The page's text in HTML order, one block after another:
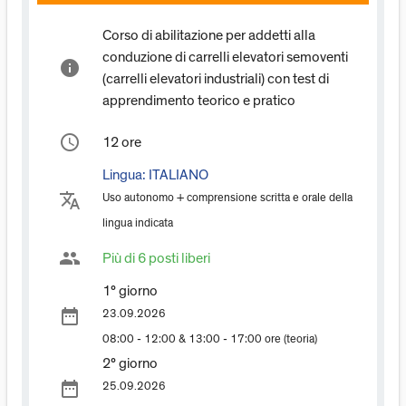
info
Corso di abilitazione per addetti alla
conduzione di carrelli elevatori semoventi
(carrelli elevatori industriali) con test di
apprendimento teorico e pratico
access_time 12 ore
translate
Lingua: ITALIANO
Uso autonomo + comprensione scritta e orale della
lingua indicata
group Più di 6 posti liberi
date_range
1° giorno
23.09.2026
08:00 - 12:00 & 13:00 - 17:00 ore (teoria)
date_range
2° giorno
25.09.2026